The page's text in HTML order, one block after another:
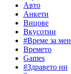
Авто
Анкети
Вицове
Вкусотии
#Време за мен
Времето
Games
#Здравето ни